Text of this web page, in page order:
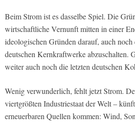
Beim Strom ist es dasselbe Spiel. Die
wirtschaftliche Vernunft mitten in einer
ideologischen Gründen darauf, auch
deutschen Kernkraftwerke abzuschalten.
weiter auch noch die letzten deutschen
Wenig verwunderlich, fehlt jetzt Strom.
viertgrößten Industriestaat der Welt –
erneuerbaren Quellen kommen: Wind,